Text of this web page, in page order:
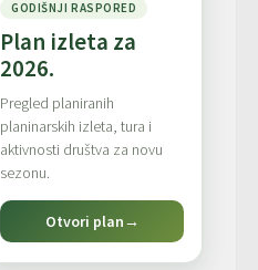
GODIŠNJI RASPORED
Plan izleta za
2026.
Pregled planiranih
planinarskih izleta, tura i
aktivnosti društva za novu
sezonu.
Otvori plan→